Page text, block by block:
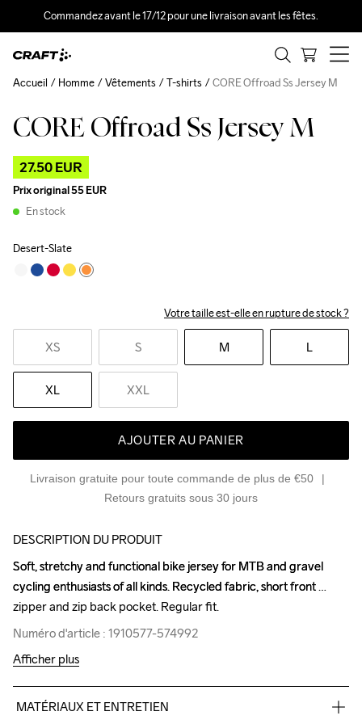
Commandez avant le 17/12 pour une livraison avant les fêtes.
CORE Offroad Ss Jersey M
27.50 EUR
Prix original55 EUR
En stock
Desert-Slate
Votre taille est-elle en rupture de stock ?
XS S M L
XL XXL
AJOUTER AU PANIER
Livraison gratuite pour toute commande de plus de €50
Retours gratuits sous 30 jours
Accueil Homme Vêtements T-shirts CORE Offroad Ss Jersey M
Outlet
DESCRIPTION DU PRODUIT
Soft, stretchy and functional bike jersey for MTB and gravel
cycling enthusiasts of all kinds. Recycled fabric, short front
zipper and zip back pocket. Regular fit.
Numéro d'article : 1910577-574992
Soft, stretchy and functional bike jersey for MTB and gravel
cycling enthusiasts of all kinds. Recycled fabric, short front
zipper and zip back pocket. Regular fit.
Numéro d'article : 1910577-574992
Afficher plus
MATÉRIAUX ET ENTRETIEN